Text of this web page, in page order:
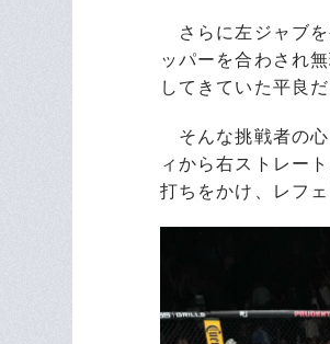
さらに左ジャブを
ッパーを合わされ
してきていた平良
そんな挑戦者の心
ィから右ストレー
打ちをかけ、レフ